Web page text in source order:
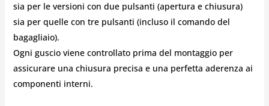
sia per le versioni con due pulsanti (apertura e chiusura)
sia per quelle con tre pulsanti (incluso il comando del
bagagliaio).
Ogni guscio viene controllato prima del montaggio per
assicurare una chiusura precisa e una perfetta aderenza ai
componenti interni.